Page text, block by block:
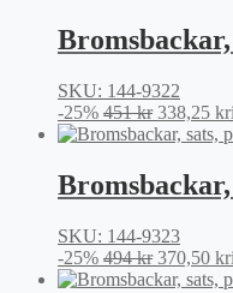
var:
772 kr.
SKU: 144-9322
-25% 451kr Det
var:
451 kr.
338,25 kr
SKU: 144-9323
-25% 494kr Det
370,50 kr